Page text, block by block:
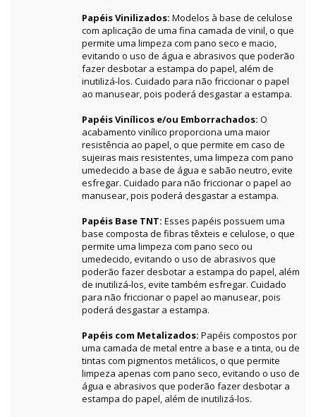
Papéis Vinilizados: Modelos à base de celulose
com aplicação de uma fina camada de vinil, o que
permite uma limpeza com pano seco e macio,
evitando o uso de água e abrasivos que poderão
fazer desbotar a estampa do papel, além de
inutilizá-los. Cuidado para não friccionar o papel
ao manusear, pois poderá desgastar a estampa.
Papéis Vinílicos e/ou Emborrachados: O
acabamento vinílico proporciona uma maior
resistência ao papel, o que permite em caso de
sujeiras mais resistentes, uma limpeza com pano
umedecido a base de água e sabão neutro, evite
esfregar. Cuidado para não friccionar o papel ao
manusear, pois poderá desgastar a estampa.
Papéis Base TNT: Esses papéis possuem uma
base composta de fibras têxteis e celulose, o que
permite uma limpeza com pano seco ou
umedecido, evitando o uso de abrasivos que
poderão fazer desbotar a estampa do papel, além
de inutilizá-los, evite também esfregar. Cuidado
para não friccionar o papel ao manusear, pois
poderá desgastar a estampa.
Papéis com Metalizados: Papéis compostos por
uma camada de metal entre a base e a tinta, ou de
tintas com pigmentos metálicos, o que permite
limpeza apenas com pano seco, evitando o uso de
água e abrasivos que poderão fazer desbotar a
estampa do papel, além de inutilizá-los.